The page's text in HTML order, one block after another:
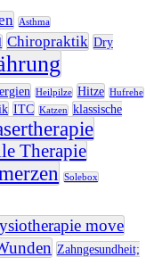
Asthma
Chiropraktik Dry
Heilpilze Hitze Hufrehe
ITC Katzen
klassische
Therapie
Solebox
move
Zahngesundheit;